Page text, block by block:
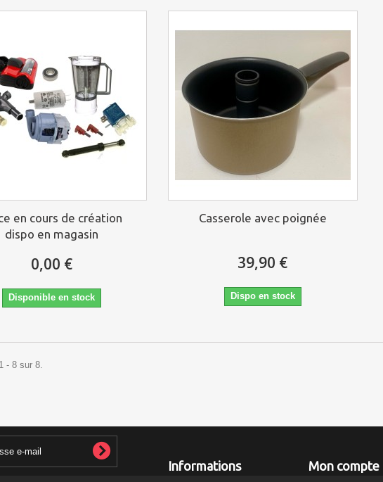
en cours de création
dispo en magasin
0,00 €
Disponible en stock
Casserole avec poignée
39,90 €
Dispo en stock
- 8 sur 8.
Informations Mon compte